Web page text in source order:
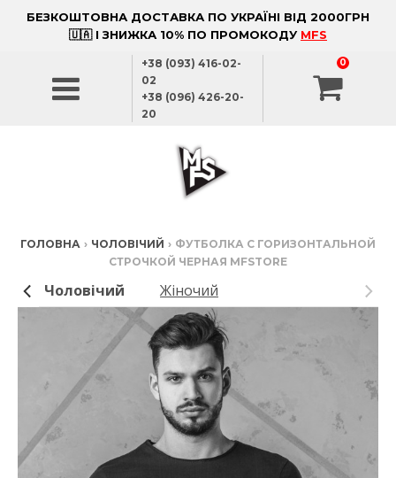
БЕЗКОШТОВНА ДОСТАВКА ПО УКРАЇНІ ВІД 2000ГРН
🇺🇦 І ЗНИЖКА 10% ПО ПРОМОКОДУ MFS
+38 (093) 416-02-
02
+38 (096) 426-20-
20
0
ГОЛОВНА › ЧОЛОВІЧИЙ › ФУТБОЛКА С ГОРИЗОНТАЛЬНОЙ
СТРОЧКОЙ ЧЕРНАЯ MFSTORE
Чоловічий Жіночий